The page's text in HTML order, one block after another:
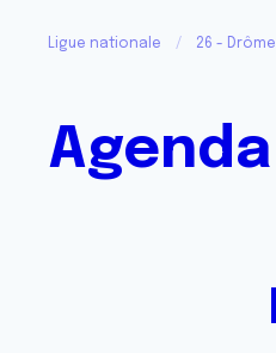
Ligue nationale 26 - Drôme
Agenda